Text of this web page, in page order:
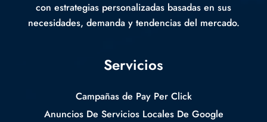
con estrategias personalizadas basadas en sus
necesidades, demanda y tendencias del mercado.
Servicios
Campañas de Pay Per Click
Anuncios De Servicios Locales De Google